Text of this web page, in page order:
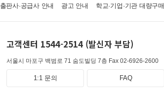
출판사·공급사 안내 광고 안내 학교·기업·기관 대량구매
고객센터 1544-2514 (발신자 부담)
서울시 마포구 백범로 71 숨도빌딩 7층 Fax 02-6926-2600
1:1 문의 FAQ